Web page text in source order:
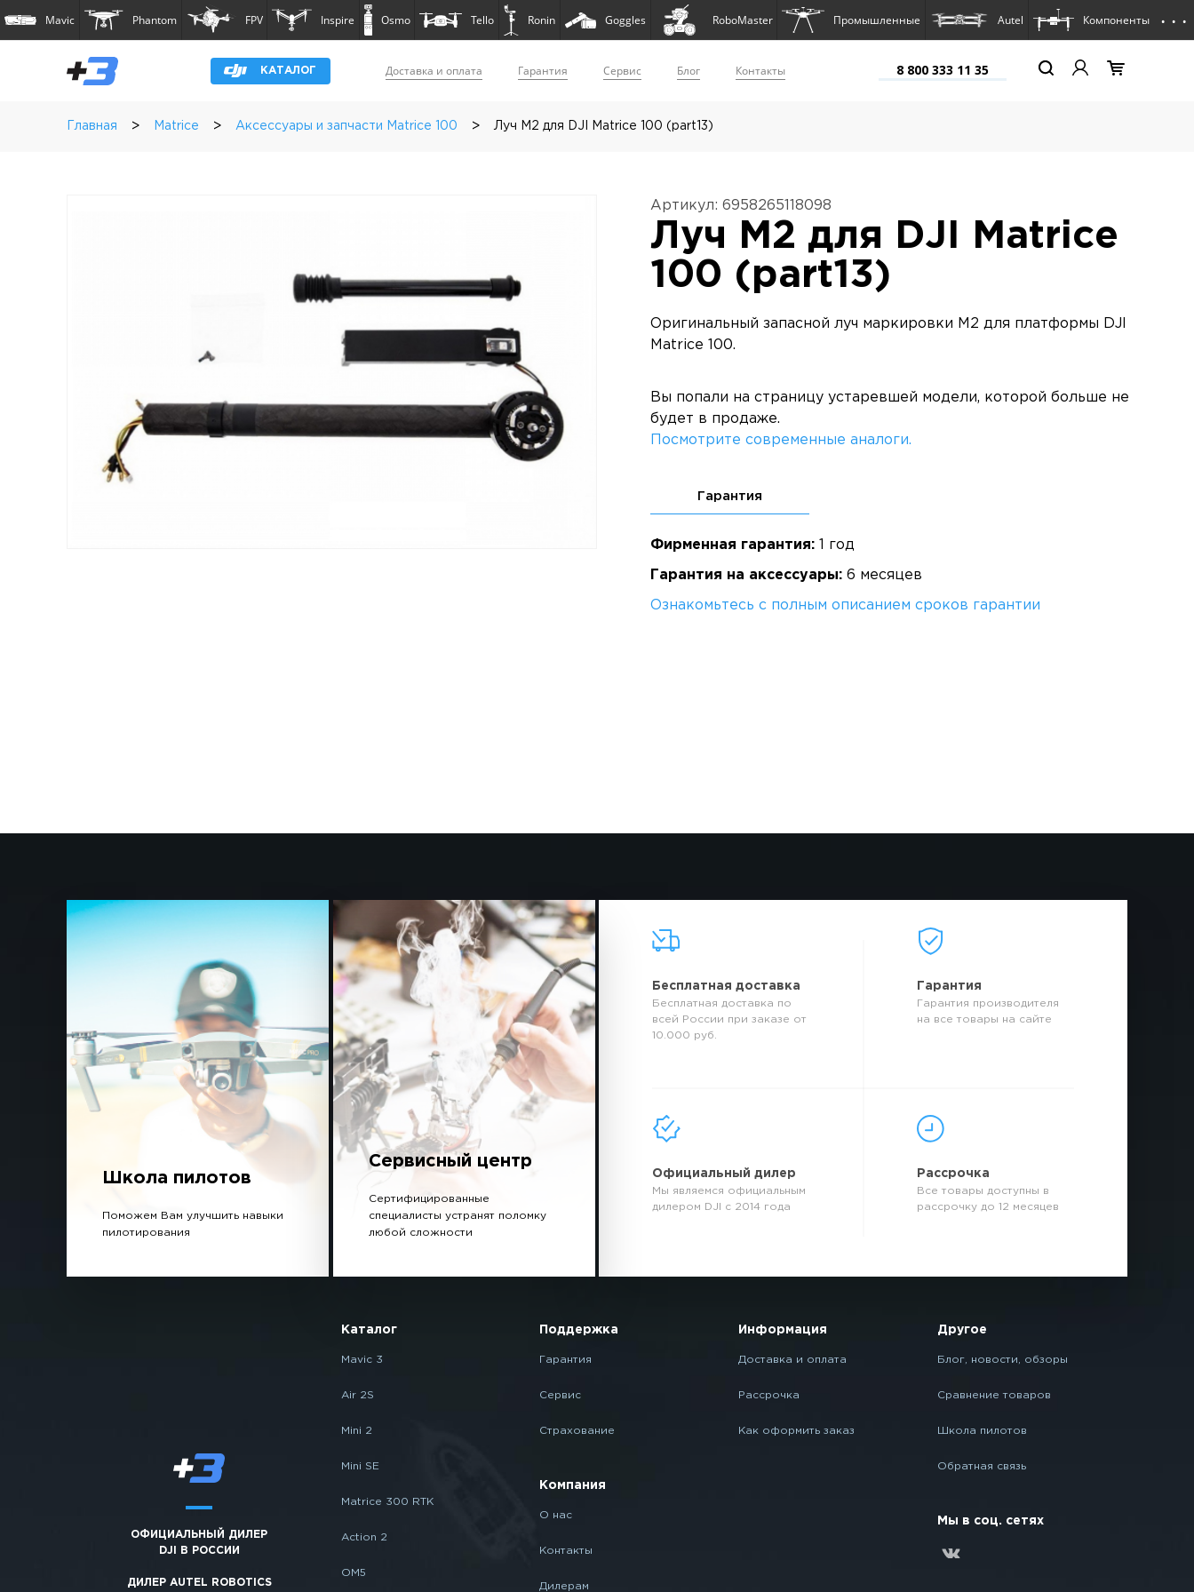
Mavic Phantom FPV Inspire Osmo Tello Ronin Goggles RoboMaster Промышленные Autel Компоненты . . .
КАТАЛОГ Доставка и оплата Гарантия Сервис Блог Контакты 8 800 333 11 35
Главная > Matrice > Аксессуары и запчасти Matrice 100 > Луч M2 для DJI Matrice 100 (part13)
Артикул: 6958265118098
Луч M2 для DJI Matrice
100 (part13)
Оригинальный запасной луч маркировки M2 для платформы DJI
Matrice 100.
Вы попали на страницу устаревшей модели, которой больше не
будет в продаже.
Посмотрите современные аналоги.
Гарантия
Фирменная гарантия:1 год
Гарантия на аксессуары:6 месяцев
Ознакомьтесь с полным описанием сроков гарантии
Школа пилотов
Поможем Вам улучшить навыки
пилотирования
Сервисный центр
Сертифицированные
специалисты устранят поломку
любой сложности
Бесплатная доставка
Бесплатная доставка по
всей России при заказе от
10.000 руб.
Гарантия
Гарантия производителя
на все товары на сайте
Официальный дилер
Мы являемся официальным
дилером DJI с 2014 года
Рассрочка
Все товары доступны в
рассрочку до 12 месяцев
ОФИЦИАЛЬНЫЙ ДИЛЕР
DJI В РОССИИ
ДИЛЕР AUTEL ROBOTICS
Каталог
Mavic 3
Air 2S
Mini 2
Mini SE
Matrice 300 RTK
Action 2
OM5
Поддержка
Гарантия
Сервис
Страхование
Компания
О нас
Контакты
Дилерам
Информация
Доставка и оплата
Рассрочка
Как оформить заказ
Другое
Блог, новости, обзоры
Сравнение товаров
Школа пилотов
Обратная связь
Мы в соц. сетях